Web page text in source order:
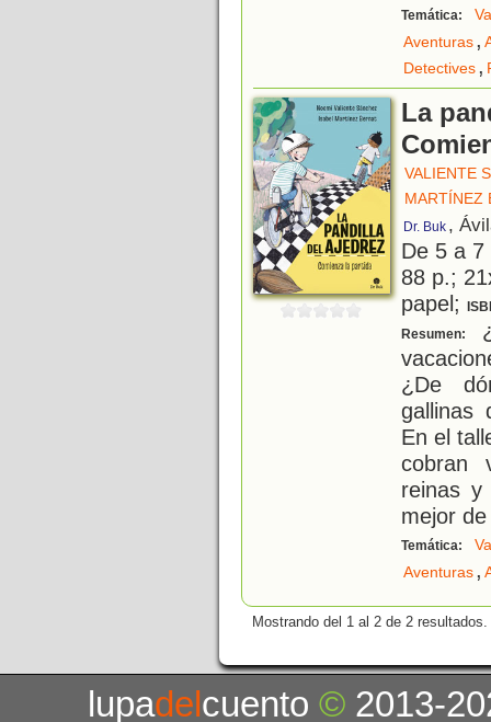
Temática:
Aventuras,
Detectives,
La
VALIENTE
MARTÍNEZ
Dr. Buk ,
De 5 a
88 p.;
papel;
Resumen:
¿De
gallinas
En el
cobran
reinas y
mejor
Temática:
Aventuras,
Mostrando del 1 al 2 de 2 resultados.
lupadelcuento© 2013-